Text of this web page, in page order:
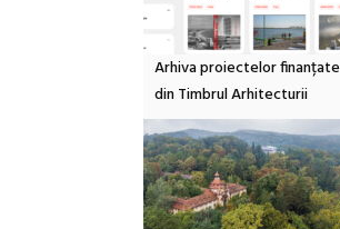
Arhiva proiectelor finanțate
din Timbrul Arhitecturii